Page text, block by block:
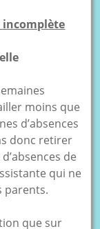
incomplète
moins que
d’absences
donc retirer
de
qui ne
parents.
que sur